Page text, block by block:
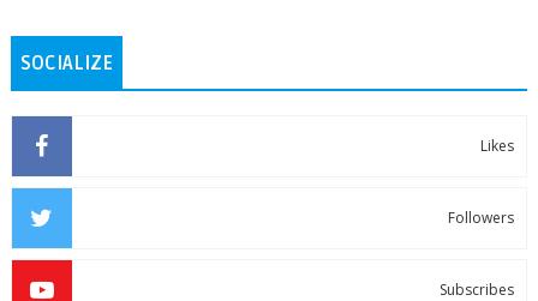
SOCIALIZE
Likes
Followers
Subscribes